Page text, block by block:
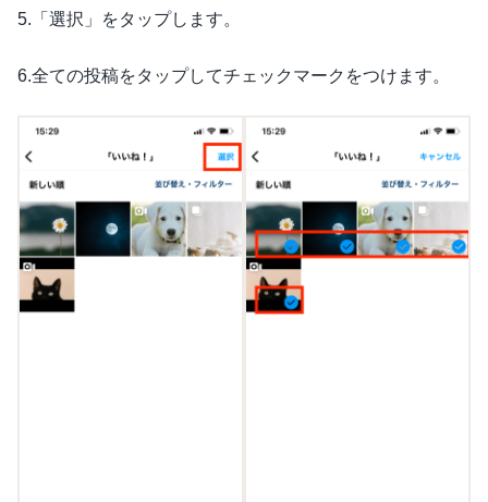
5.「選択」をタップします。
6.全ての投稿をタップしてチェックマークをつけます。